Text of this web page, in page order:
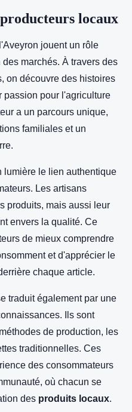
locaux
jouent un rôle
marchés. À travers des
on découvre des histoires
passion pour l'agriculture
a un parcours unique,
familiales et un
lumière le lien authentique
Les artisans
produits, mais aussi leur
envers la qualité. Ce
de mieux comprendre
et d'apprécier le
chaque article.
traduit également par une
Ils sont
de production, les
traditionnelles. Ces
des consommateurs
où chacun se
des produits locaux.